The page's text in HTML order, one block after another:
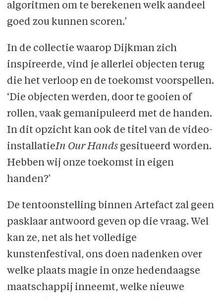
algoritmen om te berekenen welk aandeel
goed zou kunnen scoren.’
In de collectie waarop Dijkman zich
inspireerde, vind je allerlei objecten terug
die het verloop en de toekomst voorspellen.
‘Die objecten werden, door te gooien of
rollen, vaak gemanipuleerd met de handen.
In dit opzicht kan ook de titel van de video-
installatieIn Our Handsgesitueerd worden.
Hebben wij onze toekomst in eigen
handen?’
De tentoonstelling binnen Artefact zal geen
pasklaar antwoord geven op die vraag. Wel
kan ze, net als het volledige
kunstenfestival, ons doen nadenken over
welke plaats magie in onze hedendaagse
maatschappij inneemt, welke nieuwe